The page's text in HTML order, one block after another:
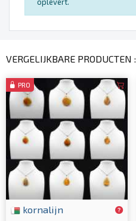
VERGELIJKBARE PRODUCTEN :
PRO
kornalijn